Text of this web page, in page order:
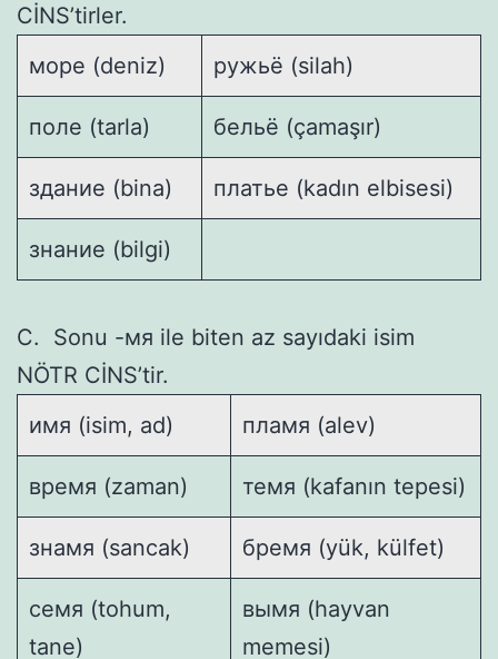
CİNS’tirler.
море (deniz)
ружьё (silah)
поле (tarla) бельё (çamaşır)
здание (bina) платье (kadın elbisesi)
знание (bilgi)
C. Sonu -мя ile biten az sayıdaki isim
NÖTR CİNS’tir.
имя (isim, ad)
пламя (alev)
время (zaman) темя (kafanın tepesi)
знамя (sancak) бремя (yük, külfet)
семя (tohum,
tane)
вымя (hayvan
memesi)